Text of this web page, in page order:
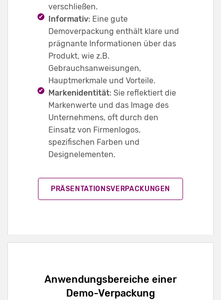
verschließen.
Informativ: Eine gute
Demoverpackung enthält klare und
prägnante Informationen über das
Produkt, wie z.B.
Gebrauchsanweisungen,
Hauptmerkmale und Vorteile.
Markenidentität: Sie reflektiert die
Markenwerte und das Image des
Unternehmens, oft durch den
Einsatz von Firmenlogos,
spezifischen Farben und
Designelementen.
PRÄSENTATIONSVERPACKUNGEN
Anwendungsbereiche einer
Demo-Verpackung